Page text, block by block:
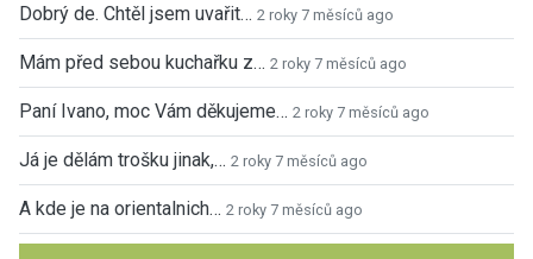
Dobrý de. Chtěl jsem uvařit… 2 roky 7 měsíců ago
Mám před sebou kuchařku z… 2 roky 7 měsíců ago
Paní Ivano, moc Vám děkujeme… 2 roky 7 měsíců ago
Já je dělám trošku jinak,… 2 roky 7 měsíců ago
A kde je na orientalnich… 2 roky 7 měsíců ago